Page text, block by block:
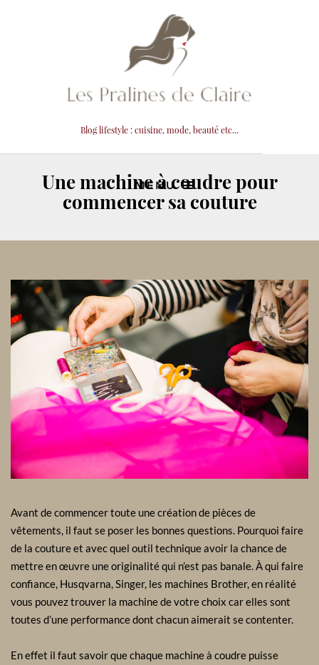
Blog lifestyle : cuisine, mode, beauté etc...
MENU
Une machine à coudre pour
commencer sa couture
Avant de commencer toute une création de pièces de
vêtements, il faut se poser les bonnes questions. Pourquoi faire
de la couture et avec quel outil technique avoir la chance de
mettre en œuvre une originalité qui n’est pas banale. À qui faire
confiance, Husqvarna, Singer, les machines Brother, en réalité
vous pouvez trouver la machine de votre choix car elles sont
toutes d’une performance dont chacun aimerait se contenter.
En effet il faut savoir que chaque machine à coudre puisse